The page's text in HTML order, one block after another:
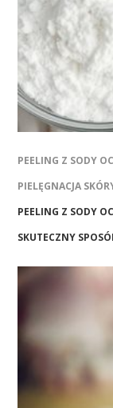
PEELING Z SODY
PIELĘGNACJA
PEELING Z SODY
SKUTECZNY